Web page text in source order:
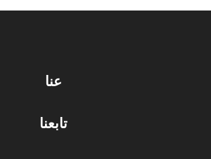
عنا
تابعنا